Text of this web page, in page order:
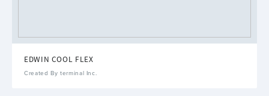
EDWIN COOL FLEX
Created By terminal Inc.